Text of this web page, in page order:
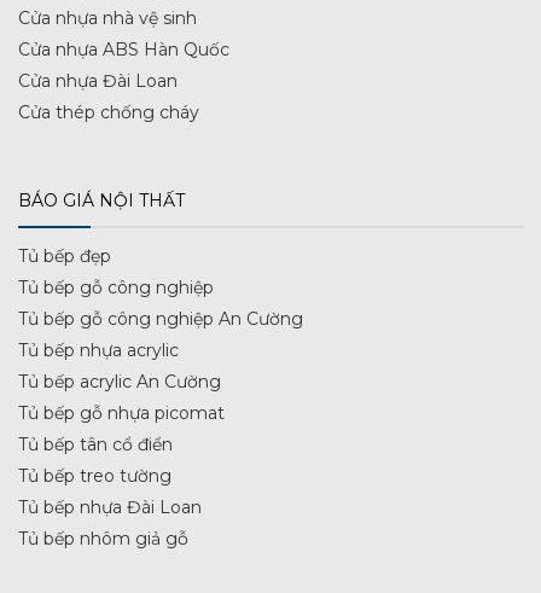
Cửa nhựa nhà vệ sinh
Cửa nhựa ABS Hàn Quốc
Cửa nhựa Đài Loan
Cửa thép chống cháy
BÁO GIÁ NỘI THẤT
Tủ bếp đẹp
Tủ bếp gỗ công nghiệp
Tủ bếp gỗ công nghiệp An Cường
Tủ bếp nhựa acrylic
Tủ bếp acrylic An Cường
Tủ bếp gỗ nhựa picomat
Tủ bếp tân cổ điển
Tủ bếp treo tường
Tủ bếp nhựa Đài Loan
Tủ bếp nhôm giả gỗ